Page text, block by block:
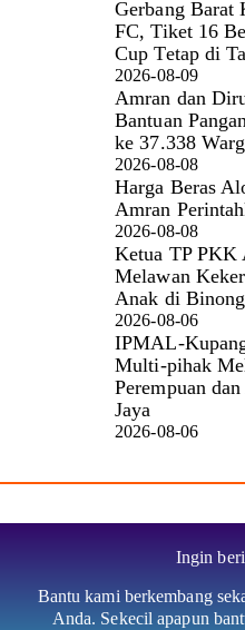
Gerbang Barat
FC, Tiket 16
Cup Tetap di
2026-08-09
Amran dan
Bantuan
ke 37.338
2026-08-08
Harga Beras
Amran
2026-08-08
Ketua TP PKK
Melawan
Anak di
2026-08-06
IPMAL-
Multi-pihak
Perempuan
Jaya
2026-08-06
Ingin
Bantu kami berkembang
Anda. Sekecil apapun